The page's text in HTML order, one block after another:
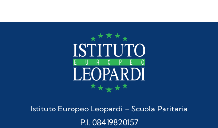
Istituto Europeo Leopardi – Scuola Paritaria
P.I. 08419820157